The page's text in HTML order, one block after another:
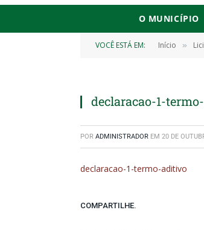
O MUNICÍPIO
VOCÊ ESTÁ EM: Início »
declaracao-1-
POR ADMINISTRADOR EM 20 DE
declaracao-1-termo-aditivo
COMPARTILHE.